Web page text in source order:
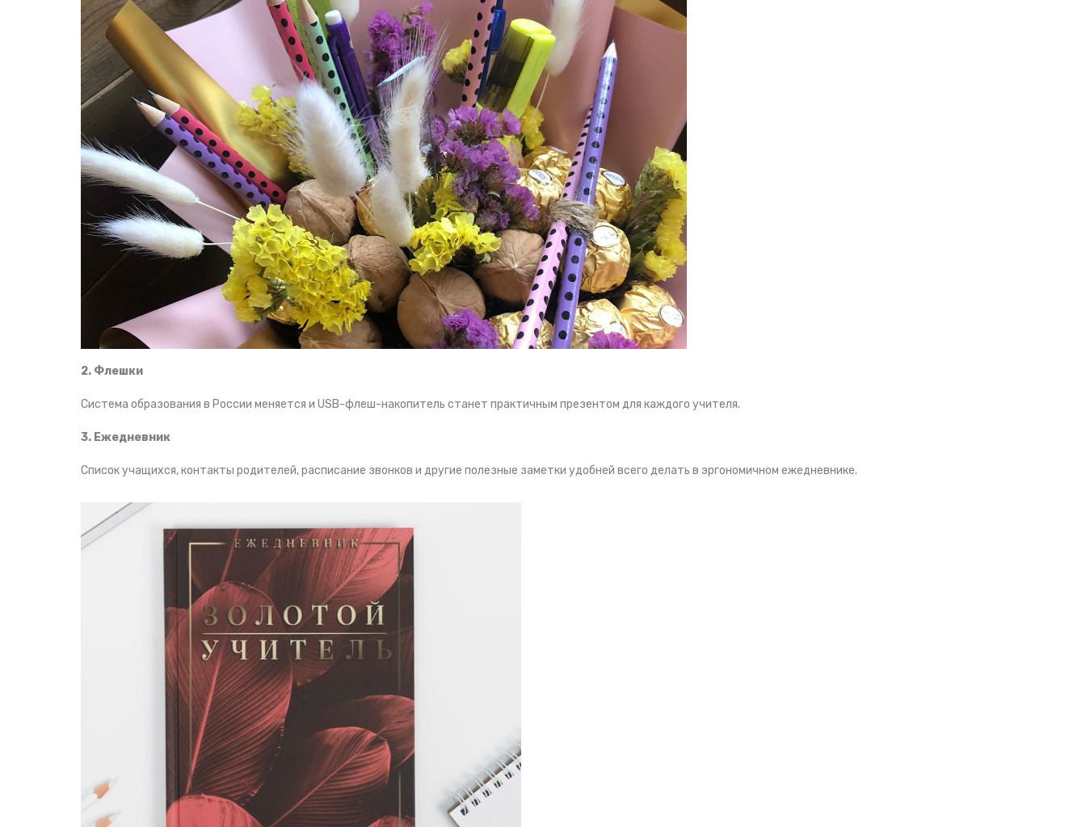
2. Флешки
Система образования в России меняется и USB-флеш-накопитель станет практичным презентом для каждого учителя.
3. Ежедневник
Список учащихся, контакты родителей, расписание звонков и другие полезные заметки удобней всего делать в эргономичном ежедневнике.